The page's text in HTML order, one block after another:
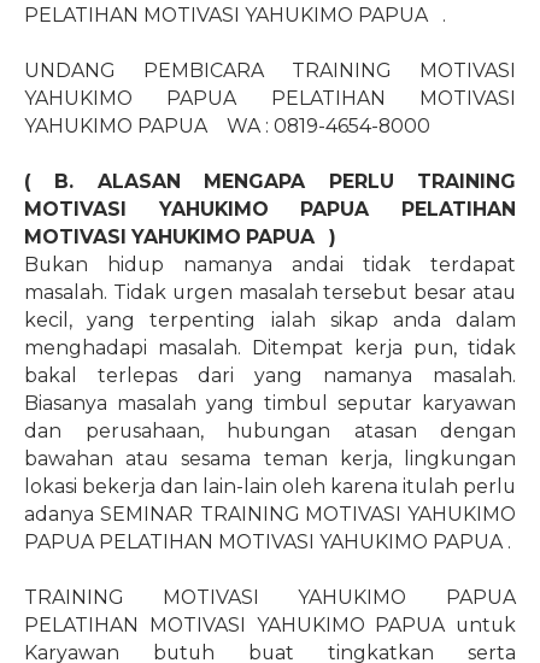
PELATIHAN MOTIVASI YAHUKIMO PAPUA
.
UNDANG PEMBICARA TRAINING MOTIVASI
YAHUKIMO PAPUA PELATIHAN MOTIVASI
YAHUKIMO PAPUA
WA : 0819-4654-8000
( B. ALASAN MENGAPA PERLU TRAINING
MOTIVASI YAHUKIMO PAPUA PELATIHAN
MOTIVASI YAHUKIMO PAPUA
)
Bukan hidup namanya andai tidak terdapat
masalah. Tidak urgen masalah tersebut besar atau
kecil, yang terpenting ialah sikap anda dalam
menghadapi masalah. Ditempat kerja pun, tidak
bakal terlepas dari yang namanya masalah.
Biasanya masalah yang timbul seputar karyawan
dan perusahaan, hubungan atasan dengan
bawahan atau sesama teman kerja, lingkungan
lokasi bekerja dan lain-lain oleh karena itulah perlu
adanya SEMINAR TRAINING MOTIVASI YAHUKIMO
PAPUA PELATIHAN MOTIVASI YAHUKIMO PAPUA .
TRAINING MOTIVASI YAHUKIMO PAPUA
PELATIHAN MOTIVASI YAHUKIMO PAPUA untuk
Karyawan butuh buat tingkatkan serta